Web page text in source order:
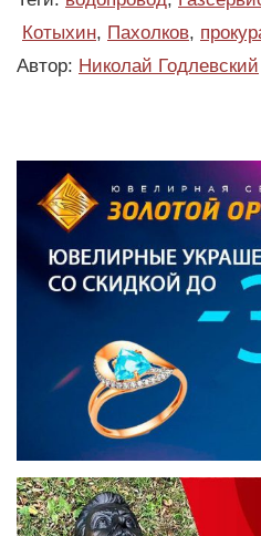
Котыхин, Пахолков,
Автор: Николай Годлевский